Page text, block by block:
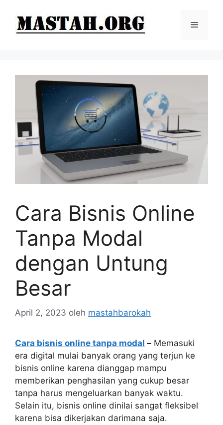
Menu
Cara Bisnis Online
Tanpa Modal
dengan Untung
Besar
April 2, 2023 oleh mastahbarokah
Cara bisnis online tanpa modal – Memasuki
era digital mulai banyak orang yang terjun ke
bisnis online karena dianggap mampu
memberikan penghasilan yang cukup besar
tanpa harus mengeluarkan banyak waktu.
Selain itu, bisnis online dinilai sangat fleksibel
karena bisa dikerjakan darimana saja.